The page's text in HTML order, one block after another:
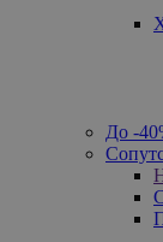
До -